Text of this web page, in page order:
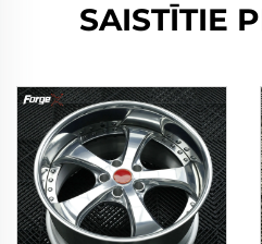
SAISTĪTIE